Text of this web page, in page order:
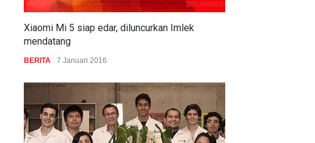
Xiaomi Mi 5 siap edar, diluncurkan Imlek
mendatang
BERITA 7 Januari 2016